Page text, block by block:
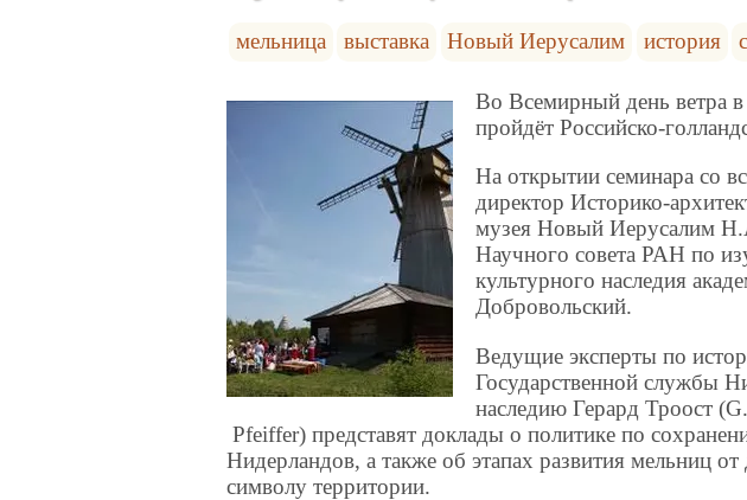
мельница выставка Новый Иерусалим история
Во Всемирный день ветра
пройдёт Российско-
На открытии семинара со
директор Историко-
музея Новый Иерусалим
Научного совета РАН по
культурного наследия
Ведущие эксперты по
Государственной службы
наследию Герард Троост
Pfeiffer) представят доклады о политике по
Нидерландов, а также об этапах развития мельниц
символу территории.